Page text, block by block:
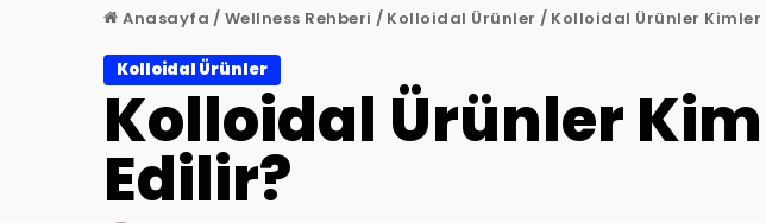
Anasayfa / Wellness Rehberi / Kolloidal Ürünler / Kolloidal Ürünler
Kolloidal Ürünler
Kolloidal Ürünler
Edilir?